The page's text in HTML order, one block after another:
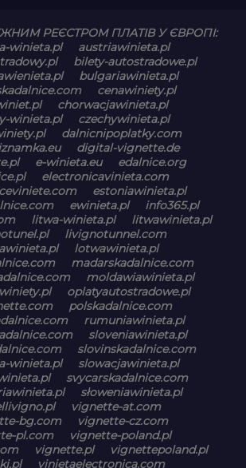
РЕЄСТРОМ ПЛАТІВ У ЄВРОПІ:
winieta.pl
austriawinieta.pl
bilety-autostradowe.pl
bulgariawinieta.pl
cenawiniety.pl
chorwacjawinieta.pl
winieta.pl
czechywinieta.pl
dalnicnipoplatky.com
digital-vignette.de
e-winieta.eu
edalnice.org
electronicavinieta.com
estoniawinieta.pl
ewinieta.pl
info365.pl
litwa-winieta.pl
litwawinieta.pl
livignotunnel.com
lotwawinieta.pl
madarskadalnice.com
moldawiawinieta.pl
oplatyautostradowe.pl
polskadalnice.com
rumuniawinieta.pl
sloveniawinieta.pl
slovinskadalnice.com
winieta.pl
slowacjawinieta.pl
svycarskadalnice.com
słoweniawinieta.pl
vignette-at.com
bg.com
vignette-cz.com
pl.com
vignette-poland.pl
vignette.pl
vignettepoland.pl
vinietaelectronica.com